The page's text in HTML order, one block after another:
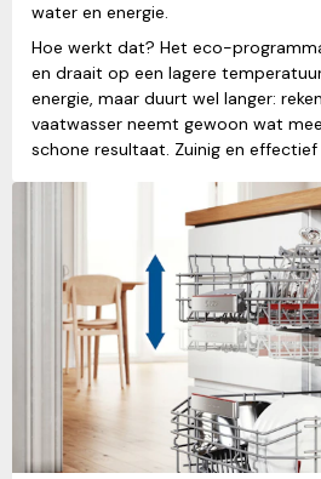
water en energie.
Hoe werkt dat? Het eco-
en draait op een lagere
energie, maar duurt wel langer:
vaatwasser neemt gewoon wat
schone resultaat. Zuinig en effectief